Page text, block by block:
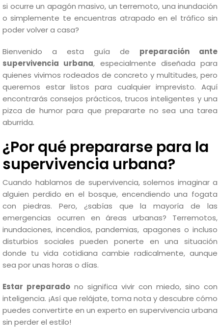
si ocurre un apagón masivo, un terremoto, una inundación
o simplemente te encuentras atrapado en el tráfico sin
poder volver a casa?
Bienvenido a esta guía de preparación ante
supervivencia urbana, especialmente diseñada para
quienes vivimos rodeados de concreto y multitudes, pero
queremos estar listos para cualquier imprevisto. Aquí
encontrarás consejos prácticos, trucos inteligentes y una
pizca de humor para que prepararte no sea una tarea
aburrida.
¿Por qué prepararse para la
supervivencia urbana?
Cuando hablamos de supervivencia, solemos imaginar a
alguien perdido en el bosque, encendiendo una fogata
con piedras. Pero, ¿sabías que la mayoría de las
emergencias ocurren en áreas urbanas? Terremotos,
inundaciones, incendios, pandemias, apagones o incluso
disturbios sociales pueden ponerte en una situación
donde tu vida cotidiana cambie radicalmente, aunque
sea por unas horas o días.
Estar preparado no significa vivir con miedo, sino con
inteligencia. ¡Así que relájate, toma nota y descubre cómo
puedes convertirte en un experto en supervivencia urbana
sin perder el estilo!